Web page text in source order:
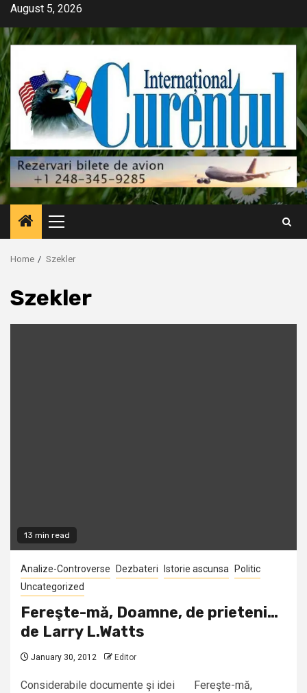
Skip
content
August 5, 2026
Primary
Menu
Home Szekler
Szekler
13 min read
Analize-Controverse Dezbateri Istorie ascunsa
Politic
Uncategorized
Fereşte-mă, Doamne, de prieteni…
de Larry L.Watts
January 30, 2012 Editor
Considerabile documente şi idei Fereşte-mă,